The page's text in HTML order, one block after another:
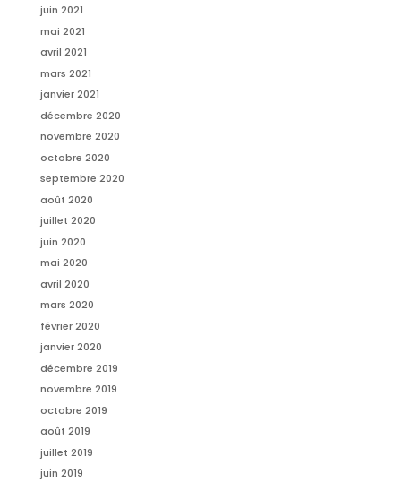
juin 2021
mai 2021
avril 2021
mars 2021
janvier 2021
décembre 2020
novembre 2020
octobre 2020
septembre 2020
août 2020
juillet 2020
juin 2020
mai 2020
avril 2020
mars 2020
février 2020
janvier 2020
décembre 2019
novembre 2019
octobre 2019
août 2019
juillet 2019
juin 2019